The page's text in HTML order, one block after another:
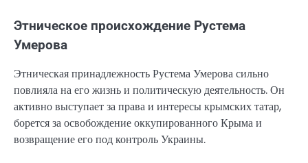
Этническое происхождение Рустема
Умерова
Этническая принадлежность Рустема Умерова сильно
повлияла на его жизнь и политическую деятельность. Он
активно выступает за права и интересы крымских татар,
борется за освобождение оккупированного Крыма и
возвращение его под контроль Украины.